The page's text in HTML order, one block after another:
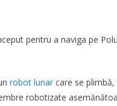
pentru a naviga pe
robot lunar care se
robotizate